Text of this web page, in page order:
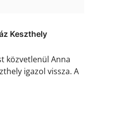
Keszthely
közvetlenül Anna
igazol vissza. A